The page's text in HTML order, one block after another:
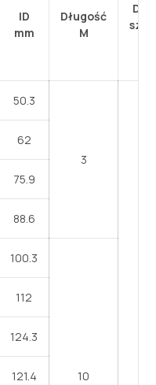
ID
mm
Długość
M
50.3
3
62
75.9
88.6
100.3
10
112
124.3
121.4